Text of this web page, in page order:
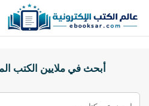
أبحث في ملايين الكتب